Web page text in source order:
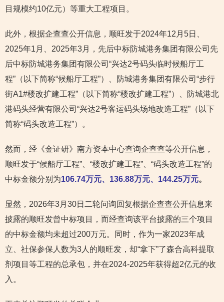
目规模约10亿元）等重大工程项目。
此外，根据企查查公开信息，顺旺发于2024年12月5日、
2025年1月、2025年3月，先后中标防城港务集团有限公司先
后中标防城港务集团有限公司“兴达2号码头临时候船厅工
程”（以下简称“候船厅工程”）、防城港务集团有限公司“步行
街A1#楼改扩建工程”（以下简称“楼改扩建工程”）、防城港北
港码头经营有限公司“兴达2号客运码头场地改造工程”（以下
简称“码头改造工程”）。
然而，经《金证研》南方资本中心查询企查查等公开信息，
顺旺发于“候船厅工程”、“楼改扩建工程”、“码头改造工程”的
中标金额分别为106.74万元、136.88万元、144.25万元。
显然，2026年3月30日二轮问询回复根据企查查公开信息来
披露的顺旺发曾中标项目，而经查询该平台披露的三个项目
的中标金额均未超过200万元。同时，作为一家2023年成
立、社保参保人数为3人的顺旺发，却“拿下”了森合高科提取
剂项目等工程的总承包，并在2024-2025年获得超2亿元的收
入。